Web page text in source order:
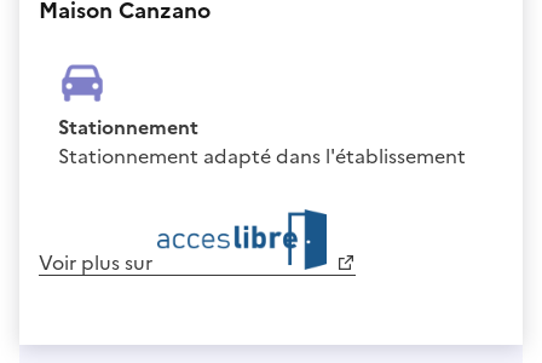
Maison Canzano
Stationnement
Stationnement adapté dans l'établissement
Voir plus sur